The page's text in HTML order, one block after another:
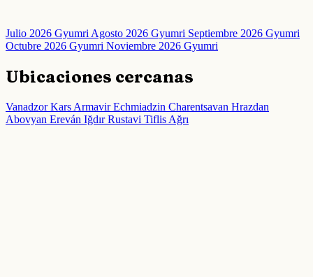
Julio 2026 GyumriAgosto 2026 Gyumri Septiembre 2026 Gyumri
Octubre 2026 Gyumri Noviembre 2026 Gyumri
Ubicaciones cercanas
VanadzorKars ArmavirEchmiadzin Charentsavan Hrazdan
Abovyan Ereván IğdırRustavi Tiflis Ağrı